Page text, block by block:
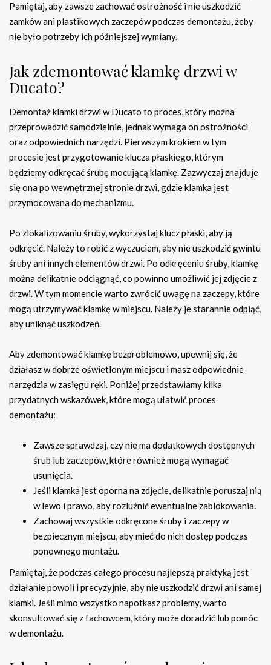
Pamiętaj, aby zawsze zachować ostrożność i nie uszkodzić
zamków ani plastikowych zaczepów podczas demontażu, żeby
nie było potrzeby ich późniejszej wymiany.
Jak zdemontować klamkę drzwi w
Ducato?
Demontaż klamki drzwi w Ducato to proces, który można
przeprowadzić samodzielnie, jednak wymaga on ostrożności
oraz odpowiednich narzędzi. Pierwszym krokiem w tym
procesie jest przygotowanie klucza płaskiego, którym
będziemy odkręcać śrubę mocującą klamkę. Zazwyczaj znajduje
się ona po wewnętrznej stronie drzwi, gdzie klamka jest
przymocowana do mechanizmu.
Po zlokalizowaniu śruby, wykorzystaj klucz płaski, aby ją
odkręcić. Należy to robić z wyczuciem, aby nie uszkodzić gwintu
śruby ani innych elementów drzwi. Po odkręceniu śruby, klamkę
można delikatnie odciągnąć, co powinno umożliwić jej zdjęcie z
drzwi. W tym momencie warto zwrócić uwagę na zaczepy, które
mogą utrzymywać klamkę w miejscu. Należy je starannie odpiąć,
aby uniknąć uszkodzeń.
Aby zdemontować klamkę bezproblemowo, upewnij się, że
działasz w dobrze oświetlonym miejscu i masz odpowiednie
narzędzia w zasięgu ręki. Poniżej przedstawiamy kilka
przydatnych wskazówek, które mogą ułatwić proces
demontażu:
Zawsze sprawdzaj, czy nie ma dodatkowych dostępnych
śrub lub zaczepów, które również mogą wymagać
usunięcia.
Jeśli klamka jest oporna na zdjęcie, delikatnie poruszaj nią
w lewo i prawo, aby rozluźnić ewentualne zablokowania.
Zachowaj wszystkie odkręcone śruby i zaczepy w
bezpiecznym miejscu, aby mieć do nich dostęp podczas
ponownego montażu.
Pamiętaj, że podczas całego procesu najlepszą praktyką jest
działanie powoli i precyzyjnie, aby nie uszkodzić drzwi ani samej
klamki. Jeśli mimo wszystko napotkasz problemy, warto
skonsultować się z fachowcem, który może doradzić lub pomóc
w demontażu.